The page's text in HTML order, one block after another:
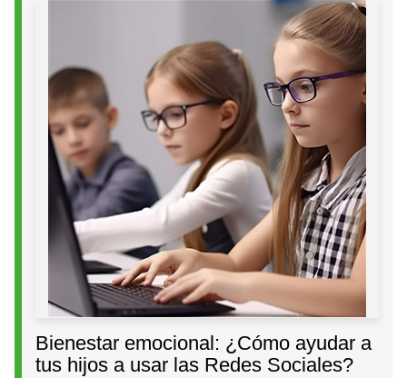
Bienestar emocional: ¿Cómo ayudar a
tus hijos a usar las Redes Sociales?